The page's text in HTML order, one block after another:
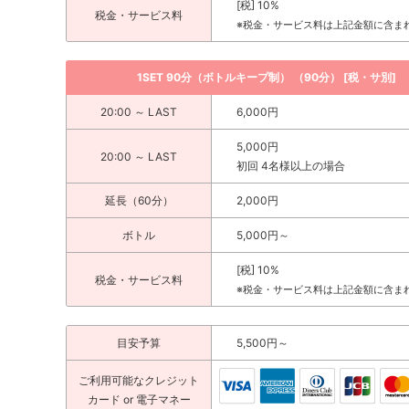
税金・サービス料
[税] 10%
※税金・サービス料は上記金額に含ま
1SET 90分（ボトルキープ制） （90分） [税・サ別]
20:00 ～ LAST 6,000円
20:00 ～ LAST
5,000円
初回 4名様以上の場合
延長（60分） 2,000円
ボトル 5,000円～
税金・サービス料
[税] 10%
※税金・サービス料は上記金額に含ま
目安予算 5,500円～
ご利用可能なクレジット
カード or 電子マネー